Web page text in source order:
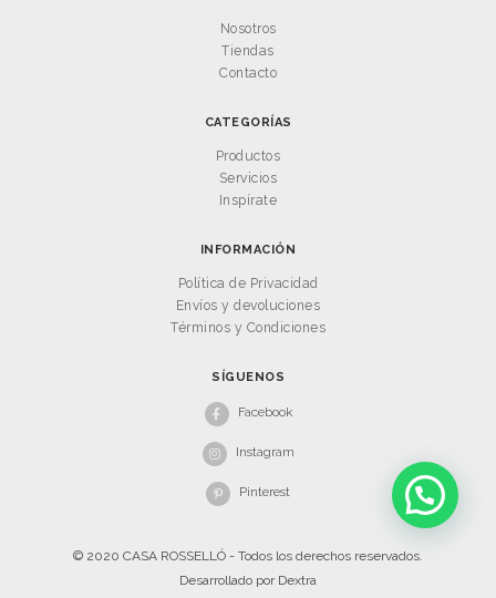
Nosotros
Tiendas
Contacto
CATEGORÍAS
Productos
Servicios
Inspírate
INFORMACIÓN
Política de Privacidad
Envíos y devoluciones
Términos y Condiciones
SÍGUENOS
Facebook
Instagram
Pinterest
© 2020 CASA ROSSELLÓ - Todos los derechos reservados.
Desarrollado por Dextra